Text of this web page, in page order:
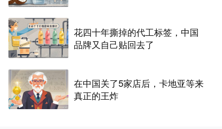
花四十年撕掉的代工标签，中国
品牌又自己贴回去了
在中国关了5家店后，卡地亚等来
真正的王炸